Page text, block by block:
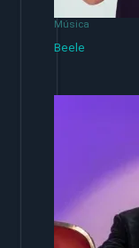
Música
Beele